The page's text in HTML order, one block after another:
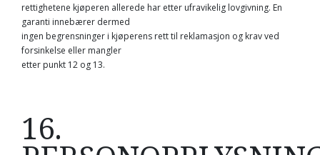
rettighetene kjøperen allerede har etter ufravikelig lovgivning. En
garanti innebærer dermed
ingen begrensninger i kjøperens rett til reklamasjon og krav ved
forsinkelse eller mangler
etter punkt 12 og 13.
16.